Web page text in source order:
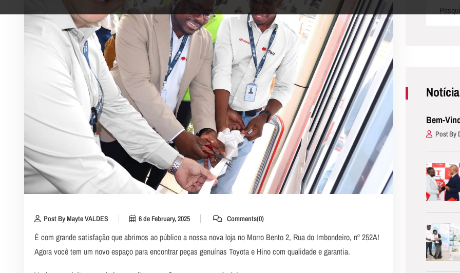
Post By Mayte VALDES 6 de February, 2025 Comments(0)
É com grande satisfação que abrimos ao público a nossa nova loja no Morro Bento 2, Rua do Imbondeiro, nº 252A!
Agora você tem um novo espaço para encontrar peças genuínas Toyota e Hino com qualidade e garantia.
Bem-
Post By